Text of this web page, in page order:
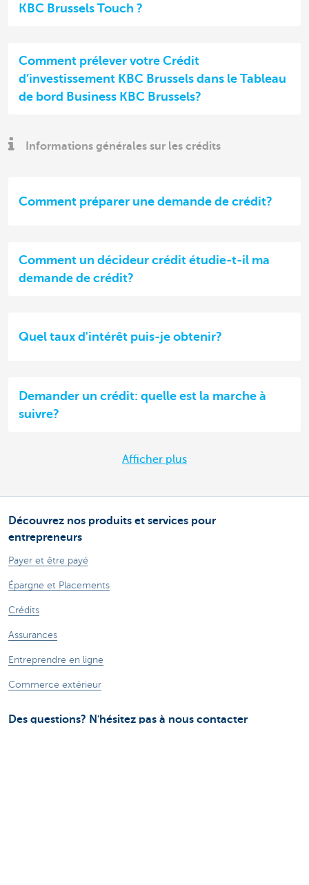
KBC Brussels Touch ?
Comment prélever votre Crédit
d’investissement KBC Brussels dans le Tableau
de bord Business KBC Brussels?
Informations générales sur les crédits
Comment préparer une demande de crédit?
Comment un décideur crédit étudie-t-il ma
demande de crédit?
Quel taux d'intérêt puis-je obtenir?
Demander un crédit: quelle est la marche à
suivre?
Afficher plus
Découvrez nos produits et services pour
entrepreneurs
Payer et être payé
Épargne et Placements
Crédits
Assurances
Entreprendre en ligne
Commerce extérieur
Des questions? N'hésitez pas à nous contacter